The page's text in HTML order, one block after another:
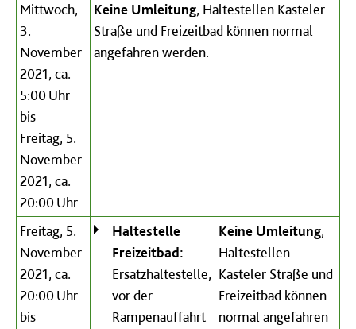
Mittwoch,
3.
November
2021, ca.
5:00 Uhr
bis
Freitag, 5.
November
2021, ca.
20:00 Uhr
Keine Umleitung, Haltestellen Kasteler
Straße und Freizeitbad können normal
angefahren werden.
Freitag, 5.
November
2021, ca.
20:00 Uhr
bis
Haltestelle
Freizeitbad:
Ersatzhaltestelle,
vor der
Rampenauffahrt
Keine Umleitung,
Haltestellen
Kasteler Straße und
Freizeitbad können
normal angefahren